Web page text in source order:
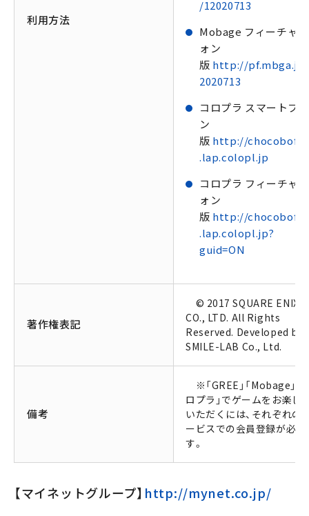
利用方法
/12020713
Mobage フィーチャ
ォン
版 http://
2020713
コロプラ スマートフォ
ン
版 http://
.lap.colopl.jp
コロプラ フィーチャ
ォン
版 http://
.lap.colopl.jp?
guid=ON
著作権表記
© 2017 SQUARE ENIX
CO., LTD. All Rights
Reserved. Developed by
SMILE-LAB Co., Ltd.
備考
※「GREE」「Mobage」「
ロプラ」でゲームをお楽し
いただくには、それぞれの
ービスでの会員登録が必要
す。
【マイネットグループ】 http://mynet.co.jp/